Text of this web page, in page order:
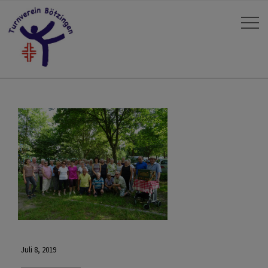
Juli 8, 2019